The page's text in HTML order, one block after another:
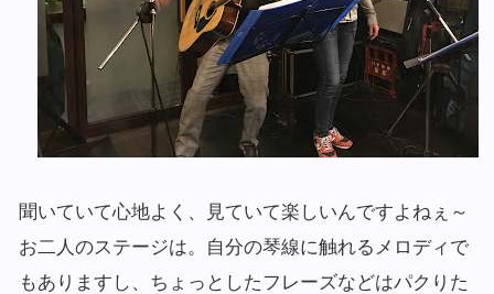
聞いていて心地よく、見ていて楽しいんですよねぇ～
お二人のステージは。自分の琴線に触れるメロディで
もありますし、ちょっとしたフレーズなどはパクりた